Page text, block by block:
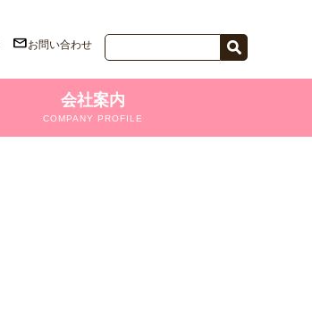
お問い合わせ
会社案内
COMPANY PROFILE